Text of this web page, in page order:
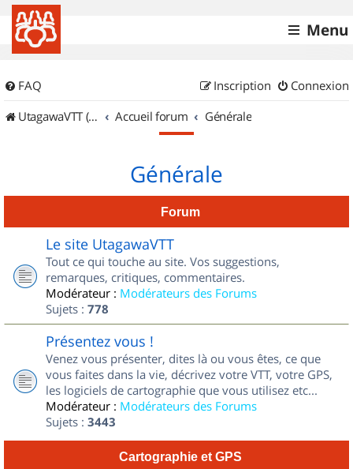
Menu
FAQ Connexion
Inscription
UtagawaVTT (Randos VTT et VTTAE avec traces GPS)
Accueil forum Générale
Générale
Forum
Le site UtagawaVTT
Tout ce qui touche au site. Vos suggestions,
remarques, critiques, commentaires.
Modérateur : Modérateurs des Forums
Sujets : 778
Présentez vous !
Venez vous présenter, dites là ou vous êtes, ce que
vous faites dans la vie, décrivez votre VTT, votre GPS,
les logiciels de cartographie que vous utilisez etc...
Modérateur : Modérateurs des Forums
Sujets : 3443
Cartographie et GPS